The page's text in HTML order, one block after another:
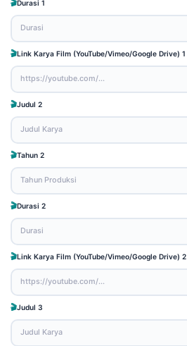
Durasi 1
Link Karya Film (YouTube/Vimeo/Google Drive) 1
Judul 2
Tahun 2
Durasi 2
Link Karya Film (YouTube/Vimeo/Google Drive) 2
Judul 3